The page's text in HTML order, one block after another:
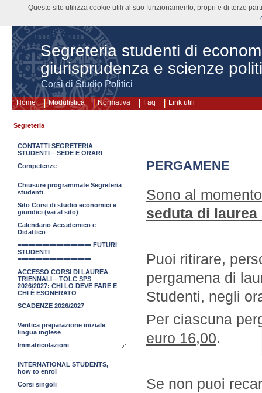
Segreteria studenti di
giurisprudenza e scienze
Corsi di Studio Politici
Home Modulistica Normativa Faq Link utili
PERGAMENE
Sono al
seduta di
Puoi ritirare,
pergamena di
Studenti, negli
Per ciascuna
euro 16,00.
Se non puoi
Segreteria
CONTATTI SEGRETERIA
STUDENTI – SEDE E ORARI
Competenze
Chiusure programmate Segreteria
studenti
Sito Corsi di studio economici e
giuridici (vai al sito)
Calendario Accademico e
Didattico
===================== FUTURI
STUDENTI
=====================
ACCESSO CORSI DI LAUREA
TRIENNALI – TOLC SPS
2026/2027: CHI LO DEVE FARE E
CHI È ESONERATO
SCADENZE 2026/2027
Verifica preparazione iniziale
lingua inglese
Immatricolazioni
INTERNATIONAL STUDENTS,
how to enrol
Corsi singoli
Questo sito utilizza cookie utili al suo funzionamento, propri e di terze